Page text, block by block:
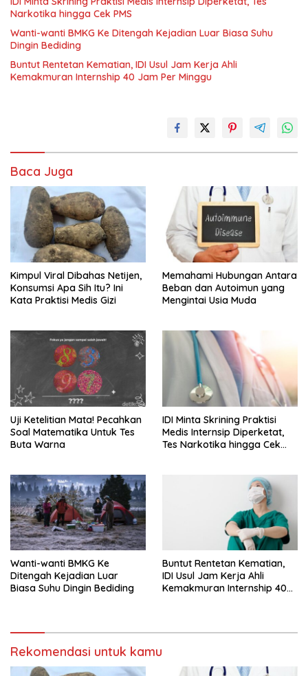
Narkotika hingga Cek PMS
Wanti-wanti BMKG Ke Ditengah Kejadian Luar Biasa Suhu
Dingin Bediding
Buntut Rentetan Kematian, IDI Usul Jam Kerja Ahli
Kemakmuran Internship 40 Jam Per Minggu
Baca Juga
Kimpul Viral Dibahas Netijen,
Konsumsi Apa Sih Itu? Ini
Kata Praktisi Medis Gizi
Memahami Hubungan Antara
Beban dan Autoimun yang
Mengintai Usia Muda
Uji Ketelitian Mata! Pecahkan
Soal Matematika Untuk Tes
Buta Warna
IDI Minta Skrining Praktisi
Medis Internsip Diperketat,
Tes Narkotika hingga Cek
Wanti-wanti BMKG Ke
Ditengah Kejadian Luar
Biasa Suhu Dingin Bediding
Buntut Rentetan Kematian,
IDI Usul Jam Kerja Ahli
Kemakmuran Internship 40
Rekomendasi untuk kamu